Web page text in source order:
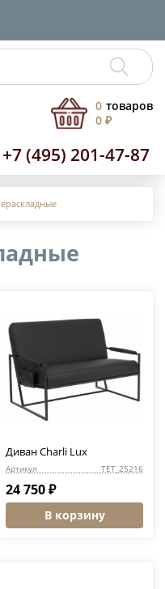
+7 (495) 201-47-87
0 товаров
0 ₽
Диван Charli Lux
Артикул TET_25216
24 750 ₽
В корзину